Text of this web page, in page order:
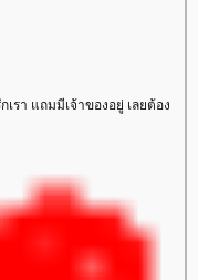
รา แถมมีเจ้าของอยู่ เลยต้อง